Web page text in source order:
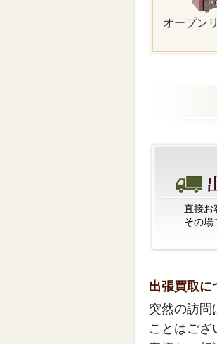
オープン
直接お
その場
出張買取に
突然の訪問
ことはござ